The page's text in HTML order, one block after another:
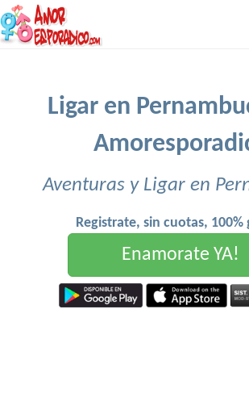
Ligar en
Aventuras y Ligar en
Registrate, sin cuotas, 100%
Enamorate YA!